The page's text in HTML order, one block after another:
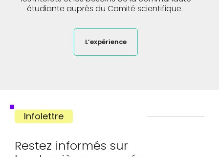
étudiante auprès du Comité scientifique.
L’expérience
Infolettre
Restez informés sur